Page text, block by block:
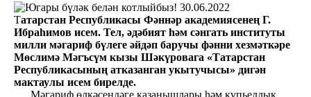
30.06.2022
Татарстан Республикасы Фәннәр академиясенең Г.
Ибраһимов исем. Тел, әдәбият һәм сәнгать институты
милли мәгариф бүлеге әйдәп баручы фәнни хезмәткәре
Мөслимә Мәгъсүм кызы Шәкүровага «Татарстан
Республикасының атказанган укытучысы» дигән
мактаулы исем бирелде.
Мәгариф өлкәсендәге казанышлары һәм күпьеллык